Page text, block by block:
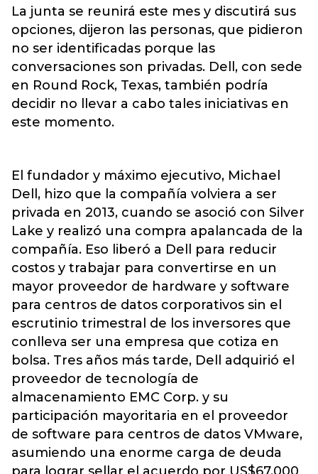
La junta se reunirá este mes y discutirá sus
opciones, dijeron las personas, que pidieron
no ser identificadas porque las
conversaciones son privadas. Dell, con sede
en Round Rock, Texas, también podría
decidir no llevar a cabo tales iniciativas en
este momento.
El fundador y máximo ejecutivo, Michael
Dell, hizo que la compañía volviera a ser
privada en 2013, cuando se asoció con Silver
Lake y realizó una compra apalancada de la
compañía. Eso liberó a Dell para reducir
costos y trabajar para convertirse en un
mayor proveedor de hardware y software
para centros de datos corporativos sin el
escrutinio trimestral de los inversores que
conlleva ser una empresa que cotiza en
bolsa. Tres años más tarde, Dell adquirió el
proveedor de tecnología de
almacenamiento EMC Corp. y su
participación mayoritaria en el proveedor
de software para centros de datos VMware,
asumiendo una enorme carga de deuda